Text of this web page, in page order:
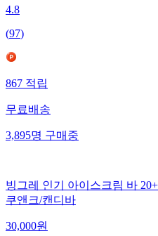
4.8
(97)
867적립
무료배송
3,895명구매중
빙그레 인기 아이스크림 바
쿠앤크/캔디바
30,000원